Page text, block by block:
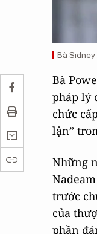
Bà Sidney
Bà
pháp lý
chức
lận”
Những
trước
của
phần